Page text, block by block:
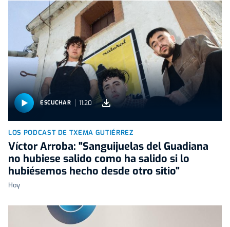
ESCUCHAR 11:20
LOS PODCAST DE TXEMA GUTIÉRREZ
Víctor Arroba: "Sanguijuelas del Guadiana
no hubiese salido como ha salido si lo
hubiésemos hecho desde otro sitio"
Hoy